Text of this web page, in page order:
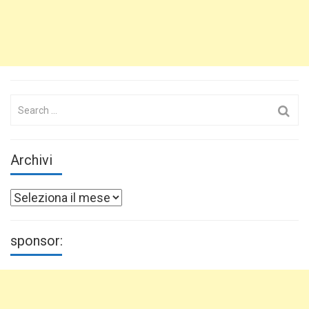
Search
Archivi
Archivi
sponsor: